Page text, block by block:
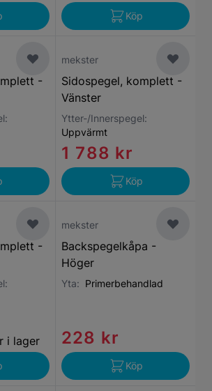
Köp
-
mekster
Sidospegel, komplett -
Vänster
Ytter-/Innerspegel:
Uppvärmt
1 788 kr
Köp
-
i lager
mekster
Backspegelkåpa -
Höger
Yta: Primerbehandlad
228 kr
Köp